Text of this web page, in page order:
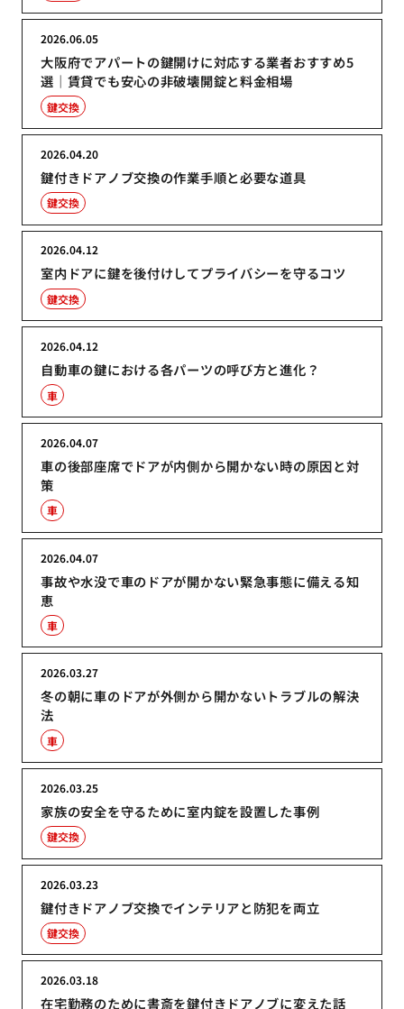
大阪府でアパートの鍵開けに対応する業者おすすめ5
選｜賃貸でも安心の非破壊開錠と料金相場
2026.06.05
鍵交換
鍵付きドアノブ交換の作業手順と必要な道具
2026.04.20
鍵交換
室内ドアに鍵を後付けしてプライバシーを守るコツ
2026.04.12
鍵交換
自動車の鍵における各パーツの呼び方と進化？
2026.04.12
車
車の後部座席でドアが内側から開かない時の原因と対
策
2026.04.07
車
事故や水没で車のドアが開かない緊急事態に備える知
恵
2026.04.07
車
冬の朝に車のドアが外側から開かないトラブルの解決
法
2026.03.27
車
家族の安全を守るために室内錠を設置した事例
2026.03.25
鍵交換
鍵付きドアノブ交換でインテリアと防犯を両立
2026.03.23
鍵交換
在宅勤務のために書斎を鍵付きドアノブに変えた話
2026.03.18